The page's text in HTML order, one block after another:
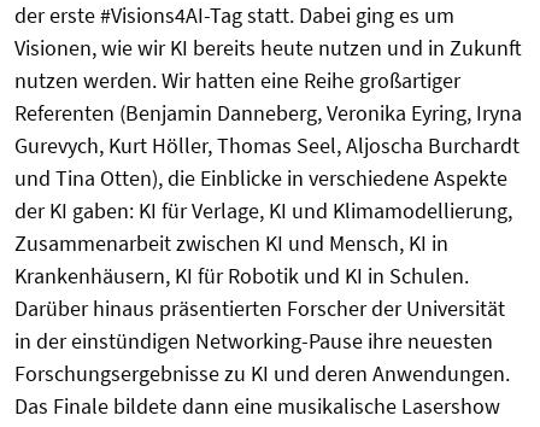
der erste #Visions4AI-Tag statt. Dabei ging es um
Visionen, wie wir KI bereits heute nutzen und in Zukunft
nutzen werden. Wir hatten eine Reihe großartiger
Referenten (Benjamin Danneberg, Veronika Eyring, Iryna
Gurevych, Kurt Höller, Thomas Seel, Aljoscha Burchardt
und Tina Otten), die Einblicke in verschiedene Aspekte
der KI gaben: KI für Verlage, KI und Klimamodellierung,
Zusammenarbeit zwischen KI und Mensch, KI in
Krankenhäusern, KI für Robotik und KI in Schulen.
Darüber hinaus präsentierten Forscher der Universität
in der einstündigen Networking-Pause ihre neuesten
Forschungsergebnisse zu KI und deren Anwendungen.
Das Finale bildete dann eine musikalische Lasershow